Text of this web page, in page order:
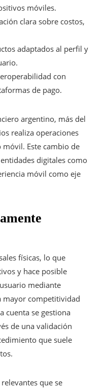
móviles.
clara sobre costos,
adaptados al perfil y
con
de pago.
argentino, más del
realiza operaciones
Este cambio de
digitales como
móvil como eje
físicas, lo que
y hace posible
mediante
mayor competitividad
cuenta se gestiona
de una validación
que suele
que se